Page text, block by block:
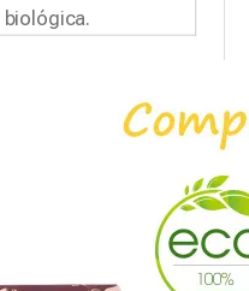
biológica.